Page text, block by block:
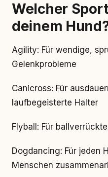
Welcher
deinem
Agility: Für wendige,
Gelenkprobleme
Canicross: Für
laufbegeisterte Halter
Flyball: Für
Dogdancing: Für jeden
Menschen